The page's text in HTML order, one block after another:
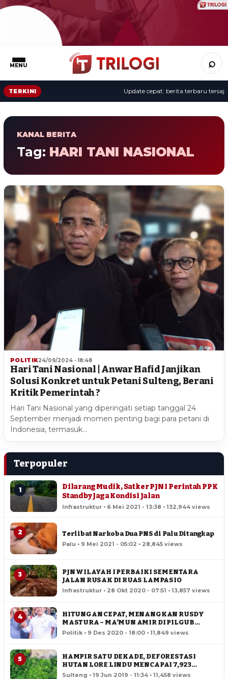
MENU ⌕
TERKINI Update cepat: berita terbaru tersaji
KANAL BERITA
Tag: HARI TANI NASIONAL
POLITIK24/09/2024 - 18:48
Hari Tani Nasional | Anwar Hafid Janjikan
Solusi Konkret untuk Petani Sulteng, Berani
Kritik Pemerintah ?
Hari Tani Nasional yang diperingati setiap tanggal 24
September menjadi momen penting bagi para petani di
Indonesia, termasuk…
Terpopuler
1
Dilarang Mudik, Satker PJN I Perintah PPK
Standby Jaga Kondisi Jalan
Infrastruktur • 6 Mei 2021 - 13:38 • 132,944 views
2 Terlibat Narkoba Dua PNS di Palu Ditangkap
Palu • 9 Mei 2021 - 05:02 • 28,845 views
3
PJN WILAYAH I PERBAIKI SEMENTARA
JALAN RUSAK DI RUAS LAMPASIO
Infrastruktur • 28 Okt 2020 - 07:51 • 13,857 views
4
HITUNGAN CEPAT, MENANGKAN RUSDY
MASTURA – MA’MUN AMIR DI PILGUB
SULTENG
Politik • 9 Des 2020 - 18:00 • 11,849 views
5
HAMPIR SATU DEKADE, DEFORESTASI
HUTAN LORE LINDU MENCAPAI 7,923
HEKTAR
Sulteng • 19 Jun 2019 - 11:34 • 11,458 views